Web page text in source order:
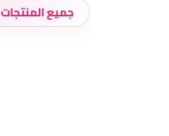
جميع المنتجات